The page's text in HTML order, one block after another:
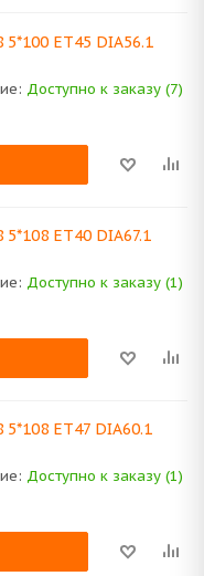
ET45 DIA56.1
Доступно к заказу (7)
ET40 DIA67.1
Доступно к заказу (1)
ET47 DIA60.1
Доступно к заказу (1)